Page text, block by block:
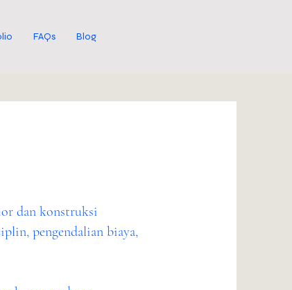
FAQs Blog
dan konstruksi
pengendalian biaya,